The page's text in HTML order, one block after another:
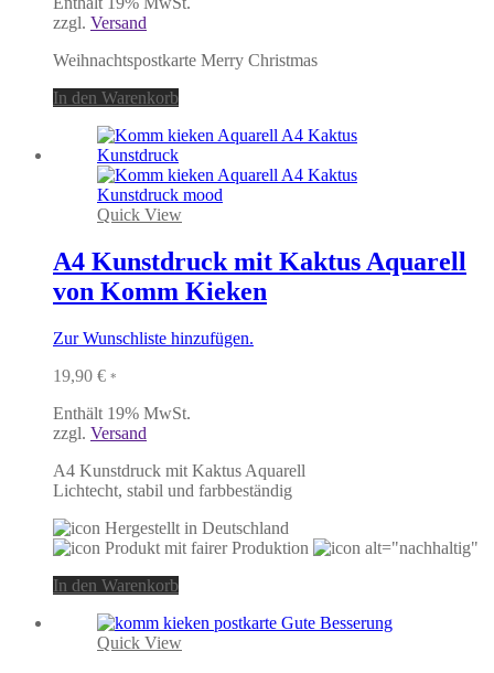
zzgl. Versand
Weihnachtspostkarte Merry Christmas
In den Warenkorb
Quick View
A4 Kunstdruck mit Kaktus Aquarell
von Komm Kieken
Zur Wunschliste hinzufügen.
19,90 € *
Enthält 19% MwSt.
zzgl. Versand
A4 Kunstdruck mit Kaktus Aquarell
Lichtecht, stabil und farbbeständig
In den Warenkorb
Quick View